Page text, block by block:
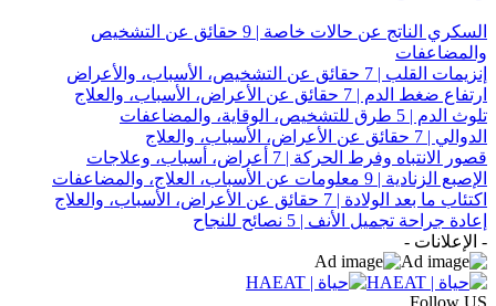
السكري الناتج عن حالات خاصة | 9 حقائق عن التشخيص
والمضاعفات
إنزيمات القلب | 7 حقائق عن التشخيص، الأسباب، والأعراض
ارتفاع ضغط الدم | 7 حقائق عن الأعراض، الأسباب، والعلاج
تلوث الدم | 5 طرق للتشخيص، الوقاية، والمضاعفات
الدوالي | 7 حقائق عن الأعراض، الأسباب، والعلاج
قصور الانتباه وفرط الحركة | 7 أعراض، أسباب، وعلاجات
الإصبع الزنادية | 9 معلومات عن الأسباب، العلاج، والمضاعفات
اكتئاب ما بعد الولادة | 7 حقائق عن الأعراض، الأسباب، والعلاج
إعادة جراحة تجميل الأنف | 5 نصائح للنجاح
- الإعلانات -
Follow US